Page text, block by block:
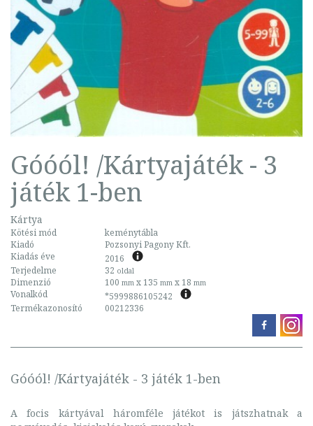
Góóól! /Kártyajáték - 3
játék 1-ben
Kártya
Kötési mód
keménytábla
Kiadó
Pozsonyi Pagony Kft.
Kiadás éve
2016
Terjedelme
32 oldal
Dimenzió 100 mm x 135 mm x 18 mm
Vonalkód
*5999886105242
Termékazonosító
00212336
Góóól! /Kártyajáték - 3 játék 1-ben
A focis kártyával háromféle játékot is játszhatnak a